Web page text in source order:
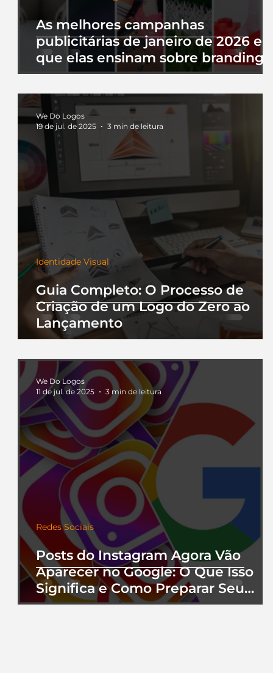
As melhores campanhas
publicitárias de janeiro de 2026 e
que elas ensinam sobre branding
Guia Completo: O Processo de
Criação de um Logo do Zero ao
Lançamento
Identidade Visual
We Do Logos
19 de jul. de 2025
3 min de leitura
Posts do Instagram Agora Vão
Aparecer no Google: O Que Isso
Significa e Como Preparar Seu
Perfil
Redes Sociais
We Do Logos
11 de jul. de 2025
3 min de leitura